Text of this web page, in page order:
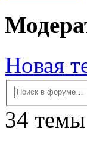
Новая
34